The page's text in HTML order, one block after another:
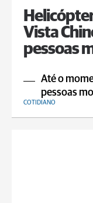
Vista
pessoas
Até o
pessoas
COTIDIANO